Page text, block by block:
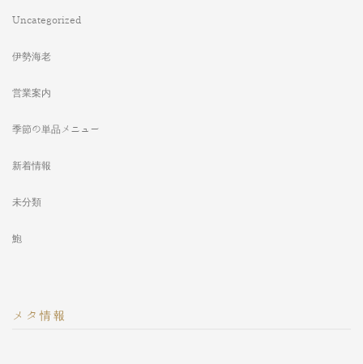
Uncategorized
伊勢海老
営業案内
季節の単品メニュー
新着情報
未分類
鮑
メタ情報